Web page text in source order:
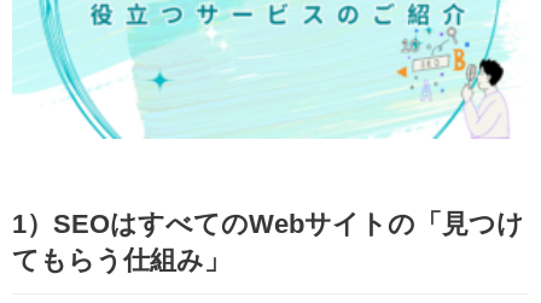
1）SEOはすべてのWebサイトの「見つけ
てもらう仕組み」